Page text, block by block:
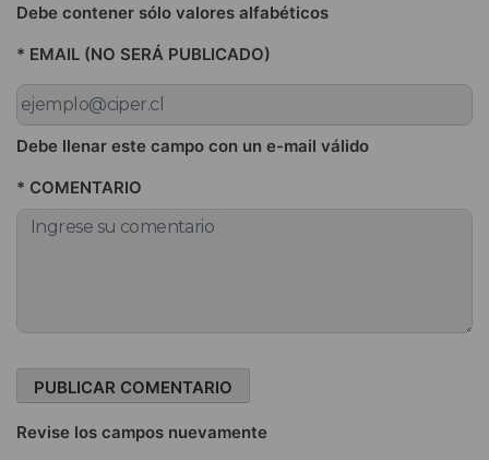
Debe contener sólo valores alfabéticos
* EMAIL (NO SERÁ PUBLICADO)
Debe llenar este campo con un e-mail válido
* COMENTARIO
Revise los campos nuevamente